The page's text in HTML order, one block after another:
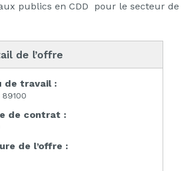
publics en CDD pour le secteur de
de l’offre
de travail :
89100
de contrat :
de l’offre :